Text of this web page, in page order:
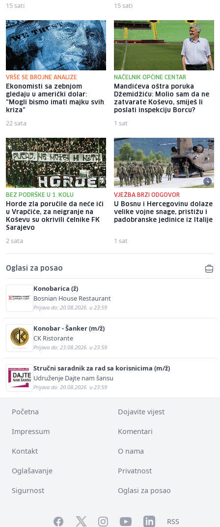
15 sati 15 sati
VRŠE SE BROJNE ANALIZE
Ekonomisti sa zebnjom
gledaju u američki dolar:
"Mogli bismo imati majku svih
kriza"
22 sata
NAČELNIK OPĆINE CENTAR
Mandićeva oštra poruka
Džemidžiću: Molio sam da ne
zatvarate Koševo, smiješ li
poslati inspekciju Borcu?
1 sat
BEZ PODRŠKE U 1. KOLU
Horde zla poručile da neće ići
u Vrapčiće, za neigranje na
Koševu su okrivili čelnike FK
Sarajevo
2 sata
VJEŽBA BRZI ODGOVOR
U Bosnu i Hercegovinu dolaze
velike vojne snage, pristižu i
padobranske jedinice iz Italije
1 sat
Oglasi za posao
Konobarica (ž)
Bosnian House Restaurant
Prijava do: 20.08.2026. u 23:59
Konobar - Šanker (m/ž)
CK Ristorante
Prijava do: 23.08.2026. u 23:59
Stručni saradnik za rad sa korisnicima (m/ž)
Udruženje Dajte nam šansu
Prijava do: 20.08.2026. u 23:59
Početna Dojavite vijest
Impressum Komentari
Kontakt O nama
Oglašavanje Privatnost
Sigurnost Oglasi za posao
FacebookTwitterInstagramYouTubeLinkedInRSS